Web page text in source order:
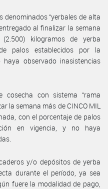
denominados “yerbales de alta
al finalizar la semana
kilogramos de yerba
palos establecidos por la
observado inasistencias
cosecha con sistema “rama
la semana más de CINCO MIL
con el porcentaje de palos
en vigencia, y no haya
y/o depósitos de yerba
durante el período, ya sea
fuere la modalidad de pago,